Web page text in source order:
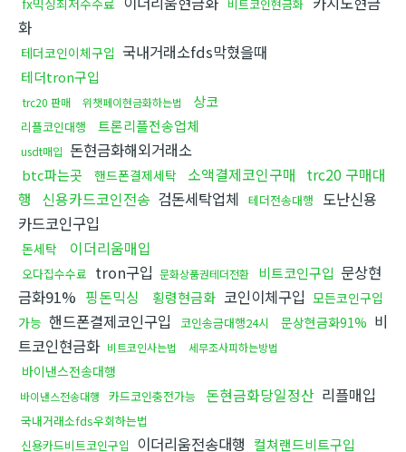
fx믹싱최저수수료 비트코인현금화
화
테더코인이체구입 국내거래소fds막혔을때
테더tron구입
trc20 판매 위챗페이현금화하는법 상코
리플코인대행 트론리플전송업체
usdt매입 돈현금화해외거래소
btc파는곳 핸드폰결제세탁 소액결제코인구매 trc20 구매대
행 신용카드코인전송 검돈세탁업체 테더전송대행
도난신용
카드코인구입
돈세탁 이더리움매입
오다집수수료 tron구입 문화상품권테더전환 비트코인구입 문상현
금화91% 핑돈믹싱 횡령현금화 코인이체구입 모든코인구입
가능 핸드폰결제코인구입 코인송금대행24시 문상현금화91% 비
트코인현금화 비트코인사는법 세무조사피하는방법
바이낸스전송대행
바이낸스전송대행 카드코인충전가능 돈현금화당일정산 리플매입
국내거래소fds우회하는법
신용카드비트코인구입 이더리움전송대행 컬쳐랜드비트구입